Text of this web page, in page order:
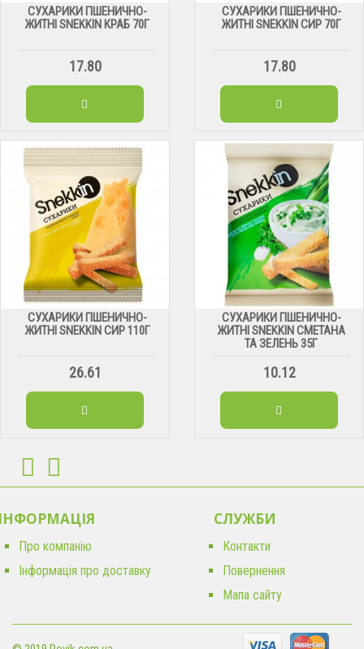
СУХАРИКИ ПШЕНИЧНО-
ЖИТНІ SNEKKIN КРАБ 70Г
17.80
СУХАРИКИ ПШЕНИЧНО-
ЖИТНІ SNEKKIN СИР 70Г
17.80
СУХАРИКИ ПШЕНИЧНО-
ЖИТНІ SNEKKIN СИР 110Г
26.61
СУХАРИКИ ПШЕНИЧНО-
ЖИТНІ SNEKKIN СМЕТАНА
ТА ЗЕЛЕНЬ 35Г
10.12
Про компанію
Інформація про доставку
CЛУЖБИ
Контакти
Повернення
Мапа сайту